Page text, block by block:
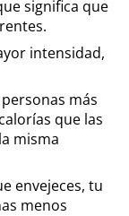
significa que
intensidad,
personas más
que las
misma
envejeces, tu
menos